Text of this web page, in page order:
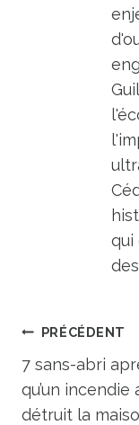
qui
Navigation
de
l’article
PRÉCÉDENT
7 sans-abri
qu’un incendie
détruit la